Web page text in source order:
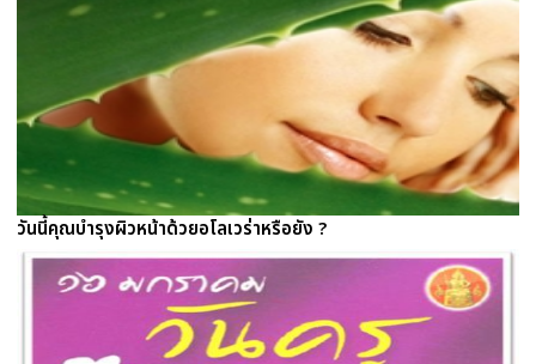
วันนี้คุณบำรุงผิวหน้าด้วยอโลเวร่าหรือยัง ?